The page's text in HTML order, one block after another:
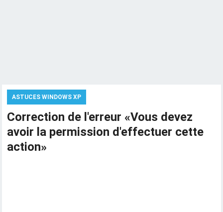
ASTUCES WINDOWS XP
Correction de l'erreur «Vous devez
avoir la permission d'effectuer cette
action»